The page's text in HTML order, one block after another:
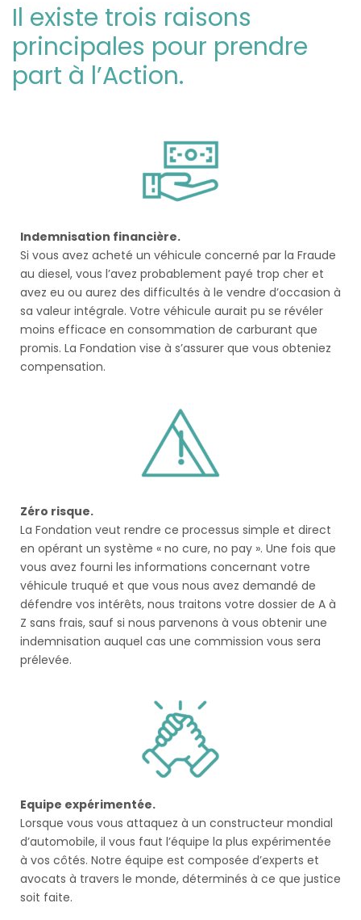
Il existe trois raisons
principales pour prendre
part à l’Action.
Indemnisation financière.
Si vous avez acheté un véhicule concerné par la Fraude
au diesel, vous l’avez probablement payé trop cher et
avez eu ou aurez des difficultés à le vendre d’occasion à
sa valeur intégrale. Votre véhicule aurait pu se révéler
moins efficace en consommation de carburant que
promis. La Fondation vise à s’assurer que vous obteniez
compensation.
Zéro risque.
La Fondation veut rendre ce processus simple et direct
en opérant un système « no cure, no pay ». Une fois que
vous avez fourni les informations concernant votre
véhicule truqué et que vous nous avez demandé de
défendre vos intérêts, nous traitons votre dossier de A à
Z sans frais, sauf si nous parvenons à vous obtenir une
indemnisation auquel cas une commission vous sera
prélevée.
Equipe expérimentée.
Lorsque vous vous attaquez à un constructeur mondial
d’automobile, il vous faut l’équipe la plus expérimentée
à vos côtés. Notre équipe est composée d’experts et
avocats à travers le monde, déterminés à ce que justice
soit faite.